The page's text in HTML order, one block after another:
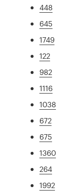
448
645
1749
122
982
1116
1038
672
675
1360
264
1992